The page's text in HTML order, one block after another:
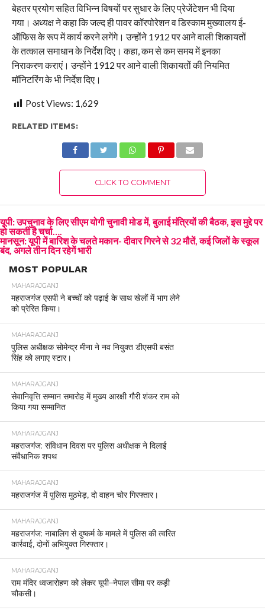
बेहतर प्रयोग सहित विभिन्न विषयों पर सुधार के लिए प्रेजेंटेशन भी दिया
गया। अध्यक्ष ने कहा कि जल्द ही पावर कॉरपोरेशन व डिस्काम मुख्यालय ई-
ऑफिस के रूप में कार्य करने लगेंगे। उन्होंने 1912 पर आने वाली शिकायतों
के तत्काल समाधान के निर्देश दिए। कहा, कम से कम समय में इनका
निराकरण कराएं। उन्होंने 1912 पर आने वाली शिकायतों की नियमित
मॉनिटरिंग के भी निर्देश दिए।
Post Views: 1,629
RELATED ITEMS:
CLICK TO COMMENT
यूपी: उपचुनाव के लिए सीएम योगी चुनावी मोड में, बुलाई मंत्रियों की बैठक, इस मुद्दे पर
हो सकती है चर्चा….
मानसून: यूपी में बारिश के चलते मकान- दीवार गिरने से 32 मौतें, कई जिलों के स्कूल
बंद, अगले तीन दिन रहेगें भारी
MOST POPULAR
MAHARAJGANJ
महराजगंज एसपी ने बच्चों को पढ़ाई के साथ खेलों में भाग लेने
को प्रेरित किया।
MAHARAJGANJ
पुलिस अधीक्षक सोमेन्द्र मीना ने नव नियुक्त डीएसपी बसंत
सिंह को लगाए स्टार।
MAHARAJGANJ
सेवानिवृत्ति सम्मान समारोह में मुख्य आरक्षी गौरी शंकर राम को
किया गया सम्मानित
MAHARAJGANJ
महराजगंज: संविधान दिवस पर पुलिस अधीक्षक ने दिलाई
संवैधानिक शपथ
MAHARAJGANJ
महराजगंज में पुलिस मुठभेड़, दो वाहन चोर गिरफ्तार।
MAHARAJGANJ
महराजगंज: नाबालिग से दुष्कर्म के मामले में पुलिस की त्वरित
कार्रवाई, दोनों अभियुक्त गिरफ्तार।
MAHARAJGANJ
राम मंदिर ध्वजारोहण को लेकर यूपी–नेपाल सीमा पर कड़ी
चौकसी।